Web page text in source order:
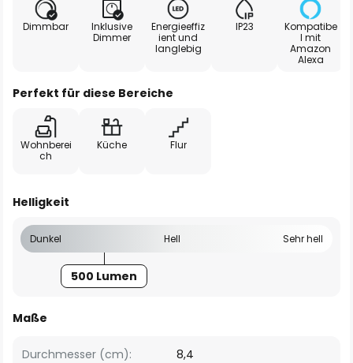
Dimmbar
Inklusive
Dimmer
Energieeffiz
ient und
langlebig
IP23
Kompatibe
l mit
Amazon
Alexa
Perfekt für diese Bereiche
Wohnberei
ch
Küche Flur
Helligkeit
Dunkel Hell Sehr hell
500 Lumen
Maße
Durchmesser (cm): 8,4